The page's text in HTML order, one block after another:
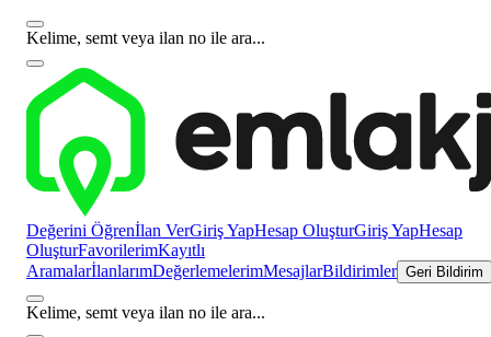
Kelime, semt veya ilan no ile ara...
Değerini Öğrenİlan VerGiriş YapHesap OluşturGiriş YapHesap
OluşturFavorilerimKayıtlı
AramalarİlanlarımDeğerlemelerimMesajlarBildirimler Geri Bildirim
Kelime, semt veya ilan no ile ara...